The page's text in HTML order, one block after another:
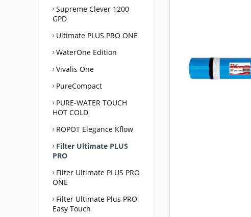
Supreme Clever 1200
GPD
Ultimate PLUS PRO ONE
WaterOne Edition
Vivalis One
PureCompact
PURE-WATER TOUCH
HOT COLD
ROPOT Elegance Kflow
Filter Ultimate PLUS
PRO
Filter Ultimate PLUS PRO
ONE
Filter Ultimate Plus PRO
Easy Touch